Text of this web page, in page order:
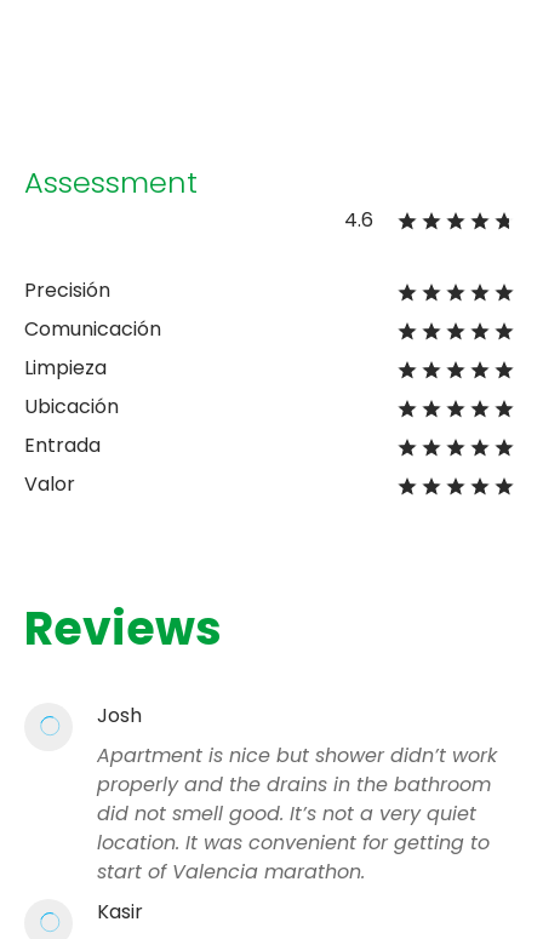
Assessment
4.6
Precisión
Comunicación
Limpieza
Ubicación
Entrada
Valor
Reviews
Josh
Apartment is nice but shower didn’t work
properly and the drains in the bathroom
did not smell good. It’s not a very quiet
location. It was convenient for getting to
start of Valencia marathon.
Kasir